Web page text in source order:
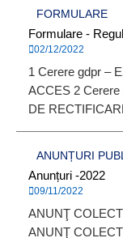
FORMULARE
Formulare -
02/12/2022
1 Cerere gdpr –
ACCES 2 Cerere
DE
ANUNȚURI
Anunțuri -2022
09/11/2022
ANUNŢ
ANUNŢ